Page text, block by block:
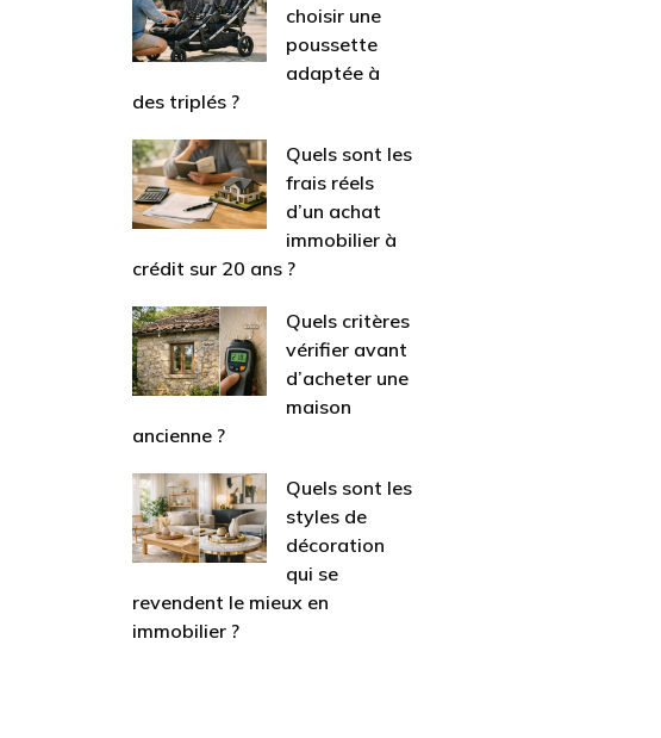
choisir une
poussette
adaptée à
des triplés ?
Quels sont les
frais réels
d’un achat
immobilier à
crédit sur 20 ans ?
Quels critères
vérifier avant
d’acheter une
maison
ancienne ?
Quels sont les
styles de
décoration
qui se
revendent le mieux en
immobilier ?